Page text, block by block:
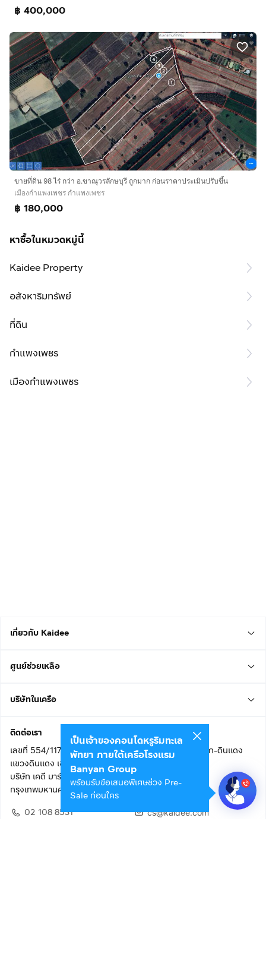
฿ 400,000
ขายที่ดิน 98 ไร่ กว่า อ.ขาณุวรลักษบุรี ถูกมาก ก่อนราคาประเมินปรับขึ้น
เมืองกำแพงเพชร กำแพงเพชร
฿ 180,000
หาซื้อในหมวดหมู่นี้
Kaidee Property
อสังหาริมทรัพย์
ที่ดิน
กำแพงเพชร
เมืองกำแพงเพชร
เกี่ยวกับ Kaidee
ศูนย์ช่วยเหลือ
บริษัทในเครือ
ติดต่อเรา
เลขที่ 554/117 อาคารสกายไนน์ เซ็นเตอร์ ชั้น 22 ถนนอโศก-ดินแดง
แขวงดินแดง เขตดินแดง
บริษัท เคดี มาร์เก็ตเพลส จำกัด (สำนักงานใหญ่)
กรุงเทพมหานคร 10400
02 108 8531
cs@kaidee.com
เป็นเจ้าของคอนโดหรูริมทะเล
พัทยา ภายใต้เครือโรงแรม
Banyan Group
พร้อมรับข้อเสนอพิเศษช่วง Pre-
Sale ก่อนใคร